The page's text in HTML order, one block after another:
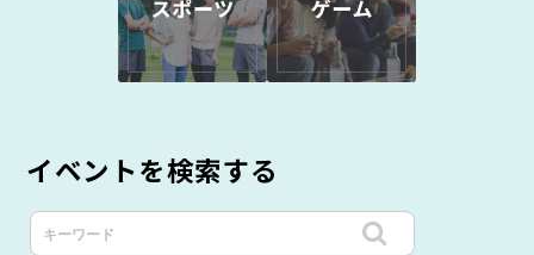
イベントを検索する